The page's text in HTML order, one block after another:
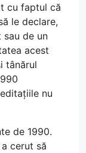
cu faptul că
le declare,
sau de un
acest
tânărul
nu
de 1990.
cerut să